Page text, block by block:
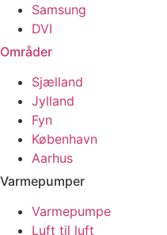
Samsung
DVI
Områder
Sjælland
Jylland
Fyn
København
Aarhus
Varmepumper
Varmepumpe
Luft til luft